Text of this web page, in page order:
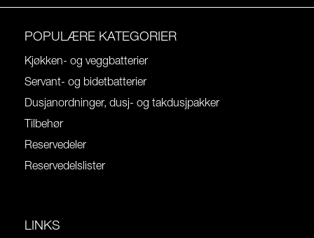
POPULÆRE KATEGORIER
Kjøkken- og veggbatterier
Servant- og bidetbatterier
Dusjanordninger, dusj- og takdusjpakker
Tilbehør
Reservedeler
Reservedelslister
LINKS